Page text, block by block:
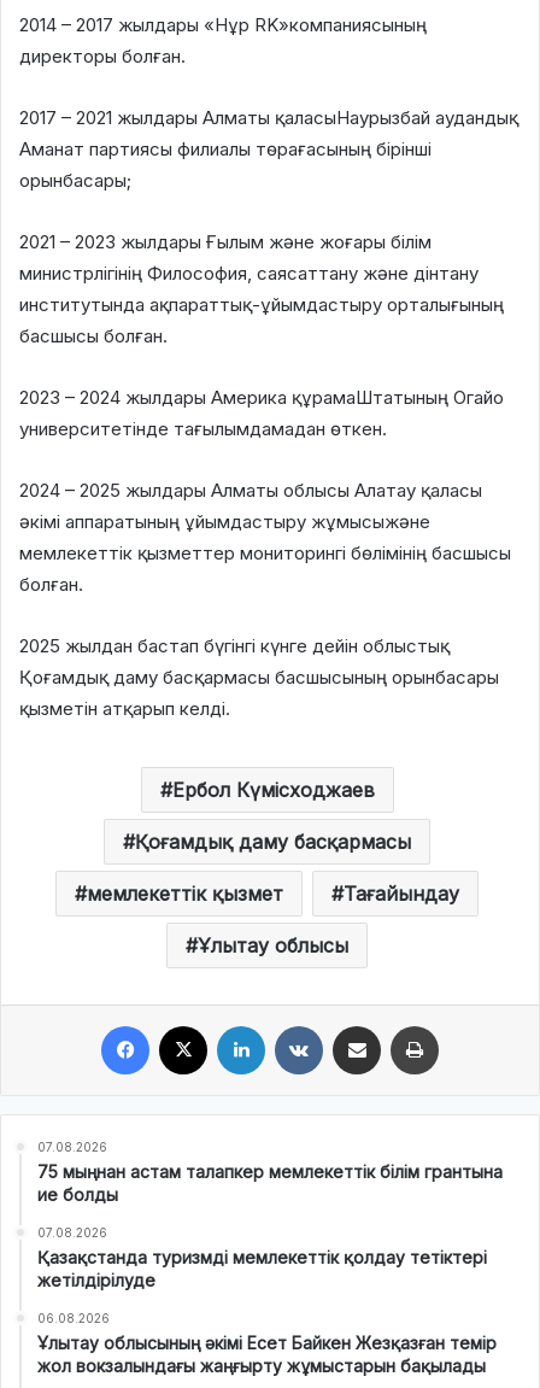
2014 – 2017 жылдары «Нұр RK»компаниясының
директоры болған.
2017 – 2021 жылдары Алматы қаласыНаурызбай аудандық
Аманат партиясы филиалы төрағасының бірінші
орынбасары;
2021 – 2023 жылдары Ғылым және жоғары білім
министрлігінің Философия, саясаттану және дінтану
институтында ақпараттық-ұйымдастыру орталығының
басшысы болған.
2023 – 2024 жылдары Америка құрамаШтатының Огайо
университетінде тағылымдамадан өткен.
2024 – 2025 жылдары Алматы облысы Алатау қаласы
әкімі аппаратының ұйымдастыру жұмысыжәне
мемлекеттік қызметтер мониторингі бөлімінің басшысы
болған.
2025 жылдан бастап бүгінгі күнге дейін облыстық
Қоғамдық даму басқармасы басшысының орынбасары
қызметін атқарып келді.
Ербол Күмісходжаев
Қоғамдық даму басқармасы
мемлекеттік қызмет Тағайындау
Ұлытау облысы
07.08.2026
75 мыңнан астам талапкер мемлекеттік білім грантына
ие болды
07.08.2026
Қазақстанда туризмді мемлекеттік қолдау тетіктері
жетілдірілуде
06.08.2026
Ұлытау облысының әкімі Есет Байкен Жезқазған темір
жол вокзалындағы жаңғырту жұмыстарын бақылады